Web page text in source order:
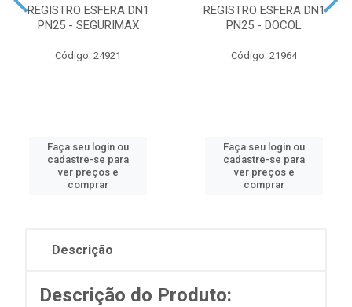
REGISTRO ESFERA DN1
PN25 - SEGURIMAX
Código: 24921
Faça seu login ou
cadastre-se para
ver preços e
comprar
REGISTRO ESFERA DN1
PN25 - DOCOL
Código: 21964
Faça seu login ou
cadastre-se para
ver preços e
comprar
Descrição
Descrição do Produto: